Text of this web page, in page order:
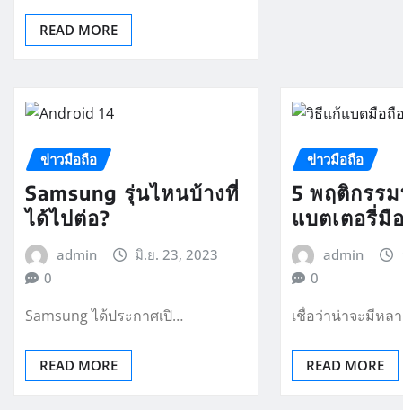
READ MORE
ข่าวมือถือ
Samsung รุ่นไหนบ้างที่
ได้ไปต่อ?
admin
มิ.ย. 23, 2023
0
Samsung ได้ประกาศเปิ…
READ MORE
ข่าวมือถือ
5 พฤติกรร
แบตเตอรี่มื
admin
0
เชื่อว่าน่าจะมีหล
READ MORE